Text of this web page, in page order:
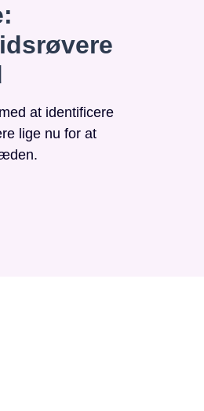
at identificere
lige nu for at